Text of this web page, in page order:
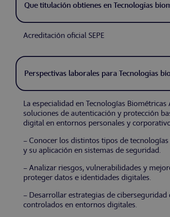
Que titulación obtienes en Tecnologías
Acreditación oficial SEPE
Perspectivas laborales para Tecnologías
La especialidad en Tecnologías
soluciones de autenticación y protección
digital en entornos personales y
– Conocer los distintos tipos de
y su aplicación en sistemas de seguridad.
– Analizar riesgos, vulnerabilidades y
proteger datos e identidades digitales.
– Desarrollar estrategias de
controlados en entornos digitales.